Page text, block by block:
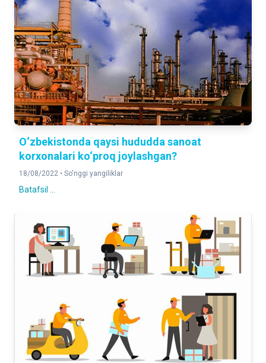
O‘zbekistonda qaysi hududda sanoat
korxonalari ko‘proq joylashgan?
18/08/2022 • So'nggi yangiliklar
Batafsil ...